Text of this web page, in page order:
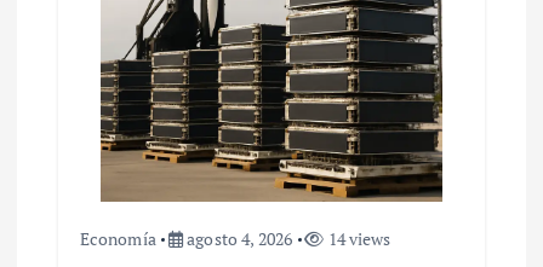
Economía agosto 4, 2026 14 views